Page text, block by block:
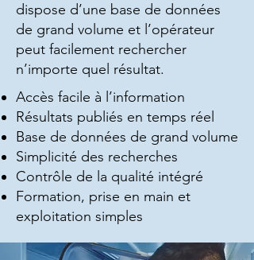
dispose d’une base de données
de grand volume et l’opérateur
peut facilement rechercher
n’importe quel résultat.
Accès facile à l’information
Résultats publiés en temps réel
Base de données de grand volume
Simplicité des recherches
Contrôle de la qualité intégré
Formation, prise en main et
exploitation simples